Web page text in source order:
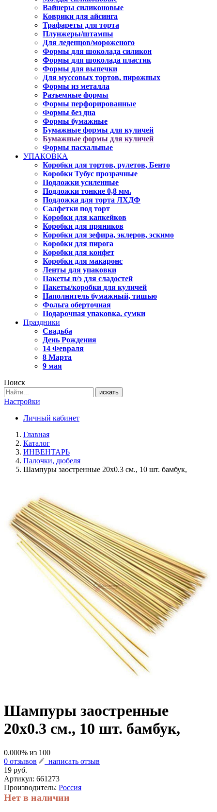
Вайнеры силиконовые
Коврики для айсинга
Трафареты для торта
Плунжеры/штампы
Для леденцов/мороженого
Формы для шоколада силикон
Формы для шоколада пластик
Формы для выпечки
Для муссовых тортов, пирожных
Формы из металла
Разъемные формы
Формы перфорированные
Формы без дна
Формы бумажные
Бумажные формы для куличей
Бумажные формы для куличей
Формы пасхальные
УПАКОВКА
Коробки для тортов, рулетов, Бенто
Коробки Тубус прозрачные
Подложки усиленные
Подложки тонкие 0,8 мм.
Подложка для торта ЛХДФ
Салфетки под торт
Коробки для капкейков
Коробки для пряников
Коробки для зефира, эклеров, эскимо
Коробки для пирога
Коробки для конфет
Коробки для макаронс
Ленты для упаковки
Пакеты п/э для сладостей
Пакеты/коробки для куличей
Наполнитель бумажный, тишью
Фольга оберточная
Подарочная упаковка, сумки
Праздники
Свадьба
День Рождения
14 Февраля
8 Марта
9 мая
Поиск
искать
Настройки
Личный кабинет
Главная
Каталог
ИНВЕНТАРЬ
Палочки, дюбеля
Шампуры заостренные 20х0.3 см., 10 шт. бамбук,
Шампуры заостренные
20х0.3 см., 10 шт. бамбук,
0.000% из 100
0 отзывов
написать отзыв
19 руб.
Артикул: 661273
Производитель: Россия
Нет в наличии